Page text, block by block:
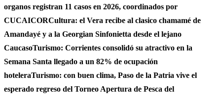
organos registran 11 casos en 2026, coordinados por
CUCAICORCultura: el Vera recibe al clasico chamamé de
Amandayé y a la Georgian Sinfonietta desde el lejano
CaucasoTurismo: Corrientes consolidó su atractivo en la
Semana Santa llegado a un 82% de ocupación
hoteleraTurismo: con buen clima, Paso de la Patria vive el
esperado regreso del Torneo Apertura de Pesca del